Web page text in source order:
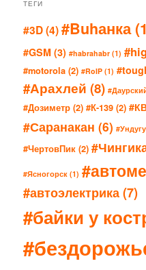
ТЕГИ
#3D(4)#Buhанка
#GSM (3) #habrahabr (1)
#motorola (2) #RoIP (1)
#Арахлей (8)
#Дозиметр (2) #К-139 (2)
#Саранакан (6)
#ЧертовПик (2)
#Ясногорск (1)
#автоэлектрика(7)
#байки у